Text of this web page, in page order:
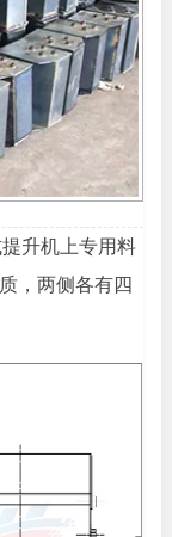
升机上专用料
，两侧各有四